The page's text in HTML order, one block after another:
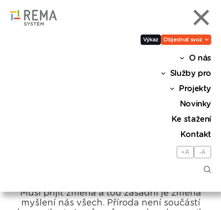
O nás
Služby pro
Projekty
Novinky
Ke stažení
Kontakt
+A -A
Výkaz Objednat svoz
David Vandrovec: Cestu
ekonomického fungování
bez důrazu na ekologii nám
planeta brzy zatrhne, nelze
Musí přijít změna a tou zásadní je změna
myšlení nás všech. Příroda není součástí